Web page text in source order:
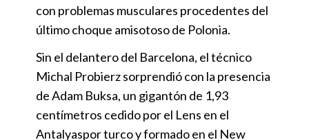
con problemas musculares procedentes del
último choque amisotoso de Polonia.
Sin el delantero del Barcelona, el técnico
Michal Probierz sorprendió con la presencia
de Adam Buksa, un gigantón de 1,93
centímetros cedido por el Lens en el
Antalyaspor turco y formado en el New